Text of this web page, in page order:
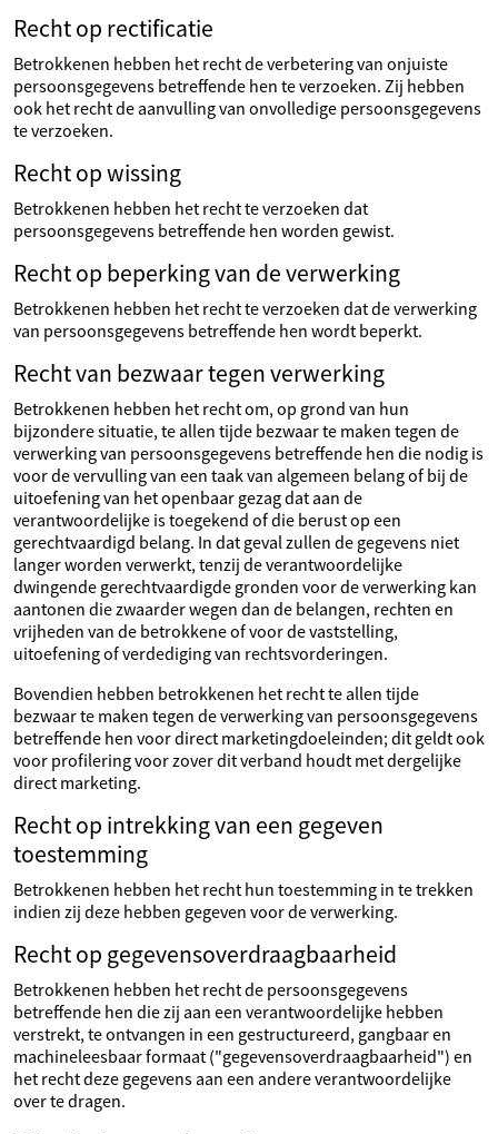
Recht op rectificatie
Betrokkenen hebben het recht de verbetering van onjuiste
persoonsgegevens betreffende hen te verzoeken. Zij hebben
ook het recht de aanvulling van onvolledige persoonsgegevens
te verzoeken.
Recht op wissing
Betrokkenen hebben het recht te verzoeken dat
persoonsgegevens betreffende hen worden gewist.
Recht op beperking van de verwerking
Betrokkenen hebben het recht te verzoeken dat de verwerking
van persoonsgegevens betreffende hen wordt beperkt.
Recht van bezwaar tegen verwerking
Betrokkenen hebben het recht om, op grond van hun
bijzondere situatie, te allen tijde bezwaar te maken tegen de
verwerking van persoonsgegevens betreffende hen die nodig is
voor de vervulling van een taak van algemeen belang of bij de
uitoefening van het openbaar gezag dat aan de
verantwoordelijke is toegekend of die berust op een
gerechtvaardigd belang. In dat geval zullen de gegevens niet
langer worden verwerkt, tenzij de verantwoordelijke
dwingende gerechtvaardigde gronden voor de verwerking kan
aantonen die zwaarder wegen dan de belangen, rechten en
vrijheden van de betrokkene of voor de vaststelling,
uitoefening of verdediging van rechtsvorderingen.
Bovendien hebben betrokkenen het recht te allen tijde
bezwaar te maken tegen de verwerking van persoonsgegevens
betreffende hen voor direct marketingdoeleinden; dit geldt ook
voor profilering voor zover dit verband houdt met dergelijke
direct marketing.
Recht op intrekking van een gegeven
toestemming
Betrokkenen hebben het recht hun toestemming in te trekken
indien zij deze hebben gegeven voor de verwerking.
Recht op gegevensoverdraagbaarheid
Betrokkenen hebben het recht de persoonsgegevens
betreffende hen die zij aan een verantwoordelijke hebben
verstrekt, te ontvangen in een gestructureerd, gangbaar en
machineleesbaar formaat ("gegevensoverdraagbaarheid") en
het recht deze gegevens aan een andere verantwoordelijke
over te dragen.